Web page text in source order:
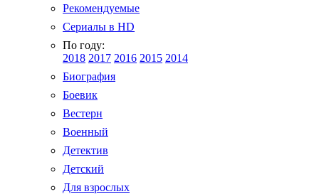
Рекомендуемые
Сериалы в HD
По году:
2018 2017 2016 2015 2014
Биография
Боевик
Вестерн
Военный
Детектив
Детский
Для взрослых